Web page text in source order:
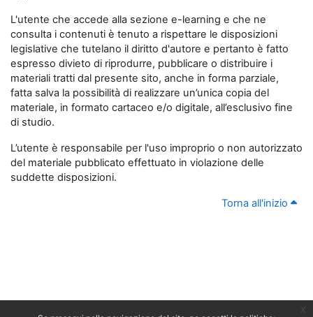
L'utente che accede alla sezione e-learning e che ne
consulta i contenuti è tenuto a rispettare le disposizioni
legislative che tutelano il diritto d'autore e pertanto è fatto
espresso divieto di riprodurre, pubblicare o distribuire i
materiali tratti dal presente sito, anche in forma parziale,
fatta salva la possibilità di realizzare un’unica copia del
materiale, in formato cartaceo e/o digitale, all’esclusivo fine
di studio.
L’utente è responsabile per l'uso improprio o non autorizzato
del materiale pubblicato effettuato in violazione delle
suddette disposizioni.
Torna all'inizio